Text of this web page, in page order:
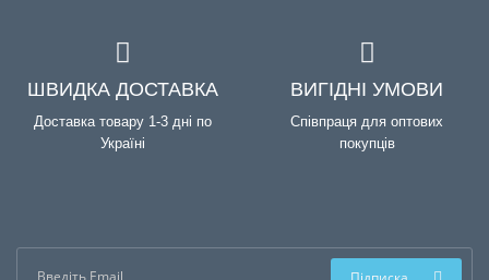
ШВИДКА ДОСТАВКА
Доставка товару 1-3 дні по
Україні
ВИГІДНІ УМОВИ
Співпраця для оптових
покупців